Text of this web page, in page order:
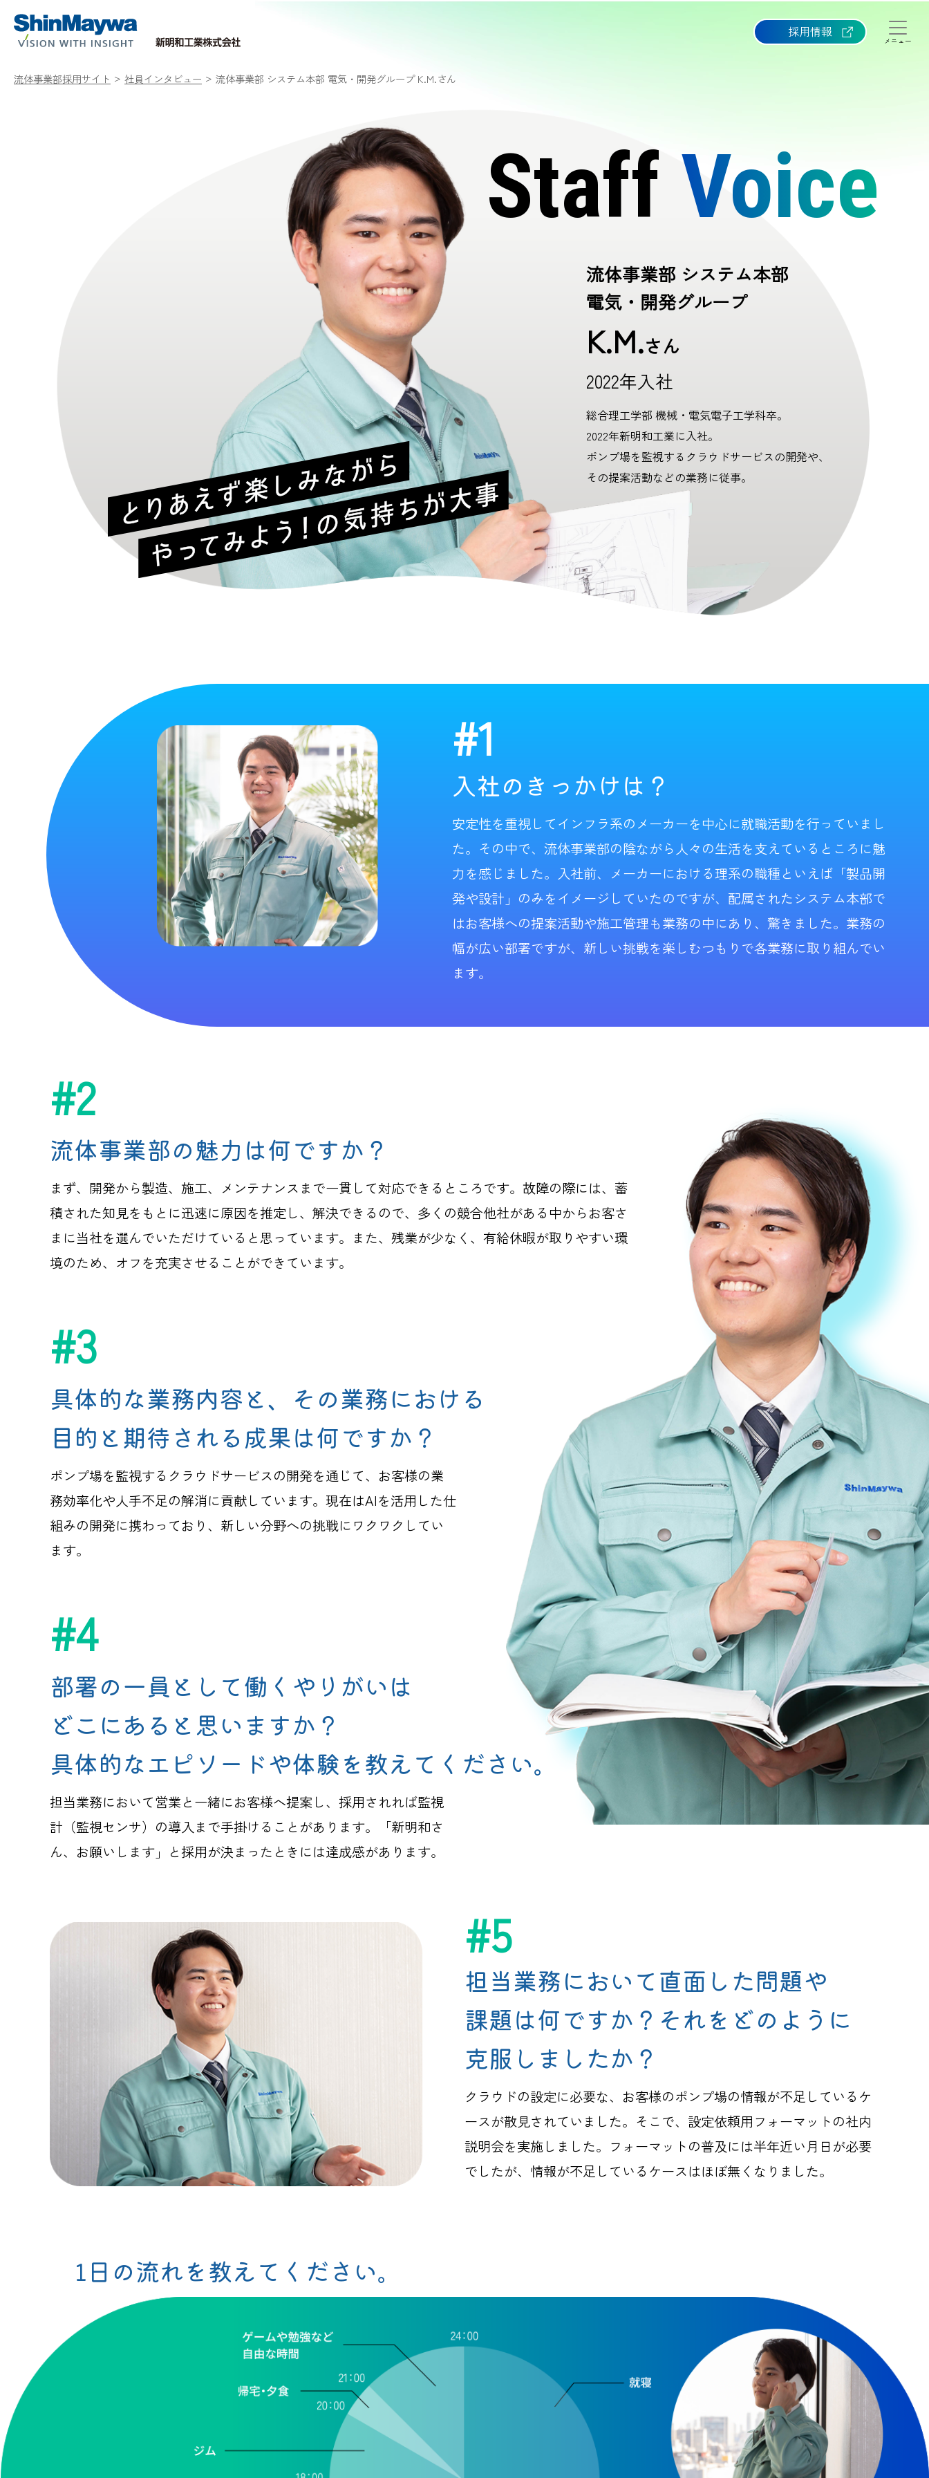
採用情報
メニュー
流体事業部採用サイト 社員インタビュー 流体事業部 システム本部 電気・開発グループ K.M.さん
Staff Voice
流体事業部 システム本部
電気・開発グループ
K.M.さん
2022年入社
総合理工学部 機械・電気電子工学科卒。
2022年新明和工業に入社。
ポンプ場を監視するクラウドサービスの開発や、
その提案活動などの業務に従事。
#1
入社のきっかけは？
安定性を重視してインフラ系のメーカーを中心に就職活動を行っていまし
た。その中で、流体事業部の陰ながら人々の生活を支えているところに魅
力を感じました。入社前、メーカーにおける理系の職種といえば「製品開
発や設計」のみをイメージしていたのですが、配属されたシステム本部で
はお客様への提案活動や施工管理も業務の中にあり、驚きました。業務の
幅が広い部署ですが、新しい挑戦を楽しむつもりで各業務に取り組んでい
ます。
#2
流体事業部の魅力は何ですか？
まず、開発から製造、施工、メンテナンスまで一貫して対応できるところです。故障の際には、蓄
積された知見をもとに迅速に原因を推定し、解決できるので、多くの競合他社がある中からお客さ
まに当社を選んでいただけていると思っています。また、残業が少なく、有給休暇が取りやすい環
境のため、オフを充実させることができています。
#3
具体的な業務内容と、その業務における
目的と期待される成果は何ですか？
ポンプ場を監視するクラウドサービスの開発を通じて、お客様の業
務効率化や人手不足の解消に貢献しています。現在はAIを活用した仕
組みの開発に携わっており、新しい分野への挑戦にワクワクしてい
ます。
#4
部署の一員として働くやりがいは
どこにあると思いますか？
具体的なエピソードや体験を教えてください。
担当業務において営業と一緒にお客様へ提案し、採用されれば監視
計（監視センサ）の導入まで手掛けることがあります。「新明和さ
ん、お願いします」と採用が決まったときには達成感があります。
#5
担当業務において直面した問題や
課題は何ですか？それをどのように
克服しましたか？
クラウドの設定に必要な、お客様のポンプ場の情報が不足しているケ
ースが散見されていました。そこで、設定依頼用フォーマットの社内
説明会を実施しました。フォーマットの普及には半年近い月日が必要
でしたが、情報が不足しているケースはほぼ無くなりました。
1日の流れを教えてください。